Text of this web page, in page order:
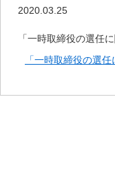
2020.03.25
「一時取締役の選任
「一時取締役の選